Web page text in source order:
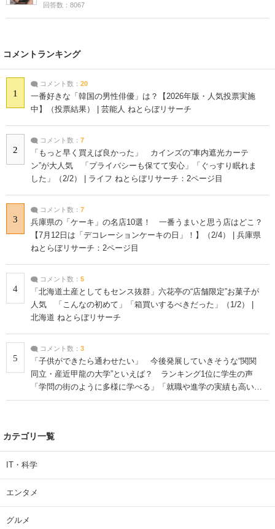
回答数：8067
コメントランキング
1
コメント数： 20
一番好きな「韓国の男性俳優」は？【2026年版・人気投票実施
中】（投票結果） | 芸能人 ねとらぼリサーチ
2
コメント数： 7
「もっと早く買えば良かった」 カインズの“車内遮光カーテ
ン”が大人気 「プライバシーも保てて安心」「ぐっすり眠れま
した」（2/2） | ライフ ねとらぼリサーチ：2ページ目
3
コメント数： 7
兵庫県の「ケーキ」の名店10選！ 一番うまいと思う店はどこ？
【7月12日は「デコレーションケーキの日」！】（2/4） | 兵庫県
ねとらぼリサーチ：2ページ目
4
コメント数： 5
「北海道土産としてもセンス抜群」六花亭の“店舗限定”お菓子が
人気 「こんなの初めて」「箱買いするべきだった」（1/2） |
北海道 ねとらぼリサーチ
5
コメント数： 3
「子供ができたら通わせたい」 今後発展していきそうな“関関
同立・産近甲龍の大学”といえば？ ランキング1位に学生の声
「学問の街のように多様に学べる」「就職や進学の実績も高い」
| 大学 ねとらぼリサーチ
カテゴリ一覧
IT・科学
エンタメ
グルメ